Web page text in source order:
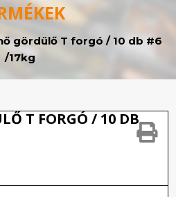
gördülő T forgó / 10 db #6
/17kg
T FORGÓ / 10 DB